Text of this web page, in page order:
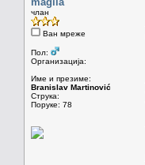
члан
Ван мреже
Пол:
Организација:
Име и презиме:
Branislav Martinović
Струка:
Поруке: 78